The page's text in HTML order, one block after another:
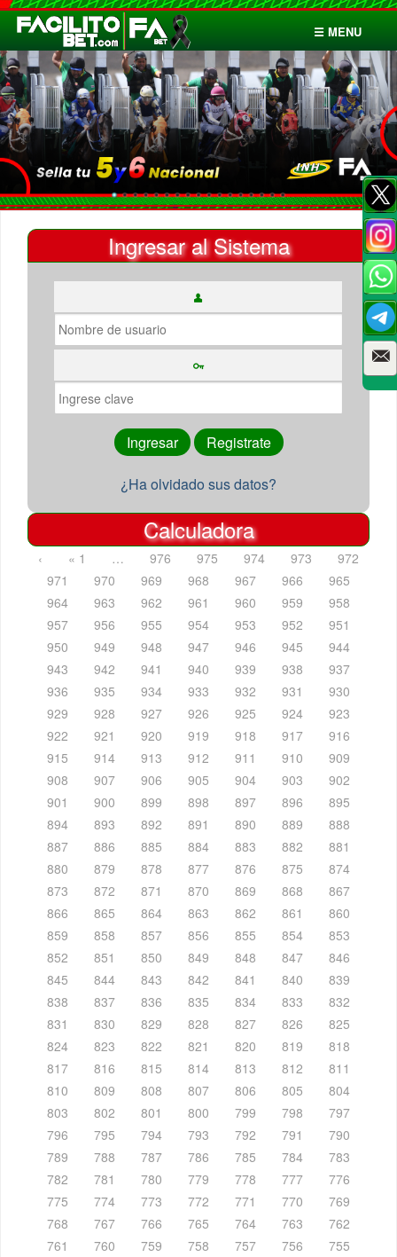
☰ MENU
Inicio
Apuestas
Cuentas
Ingresar al Sistema
¿Ha olvidado sus datos?
Calculadora
‹ « 1 … 976 975 974 973
972
971
970 969 968 967 966
965
964
963 962 961 960 959
958
957
956 955 954 953 952
951
950
949 948 947 946 945
944
943
942 941 940 939 938
937
936
935 934 933 932 931
930
929
928 927 926 925 924
923
922
921 920 919 918 917
916
915
914 913 912 911 910
909
908
907 906 905 904 903
902
901
900 899 898 897 896
895
894
893 892 891 890 889
888
887
886 885 884 883 882
881
880
879 878 877 876 875
874
873
872 871 870 869 868
867
866
865 864 863 862 861
860
859
858 857 856 855 854
853
852
851 850 849 848 847
846
845
844 843 842 841 840
839
838
837 836 835 834 833
832
831
830 829 828 827 826
825
824
823 822 821 820 819
818
817
816 815 814 813 812
811
810
809 808 807 806 805
804
803
802 801 800 799 798
797
796
795 794 793 792 791
790
789
788 787 786 785 784
783
782
781 780 779 778 777
776
775
774 773 772 771 770
769
768
767 766 765 764 763
762
761
760 759 758 757 756
755